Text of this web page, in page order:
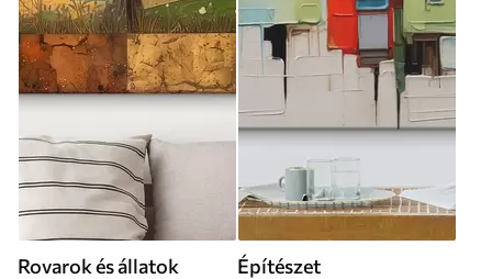
Rovarok és állatok Építészet